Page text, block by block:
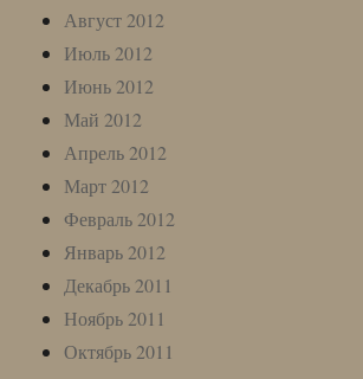
Август 2012
Июль 2012
Июнь 2012
Май 2012
Апрель 2012
Март 2012
Февраль 2012
Январь 2012
Декабрь 2011
Ноябрь 2011
Октябрь 2011